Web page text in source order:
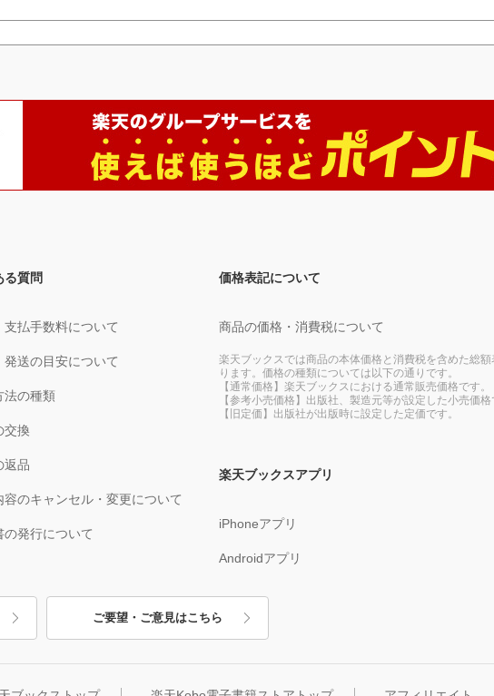
る質問
支払手数料について
発送の目安について
法の種類
交換
返品
容のキャンセル・変更について
の発行について
価格表記について
商品の価格・消費税について
楽天ブックスでは商品の本体価格と消費税を含めた総額
ります。価格の種類については以下の通りです。
【通常価格】楽天ブックスにおける通常販売価格です。
【参考小売価格】出版社、製造元等が設定した小売価格
【旧定価】出版社が出版時に設定した定価です。
楽天ブックスアプリ
iPhoneアプリ
Androidアプリ
ご要望・ご意見はこちら